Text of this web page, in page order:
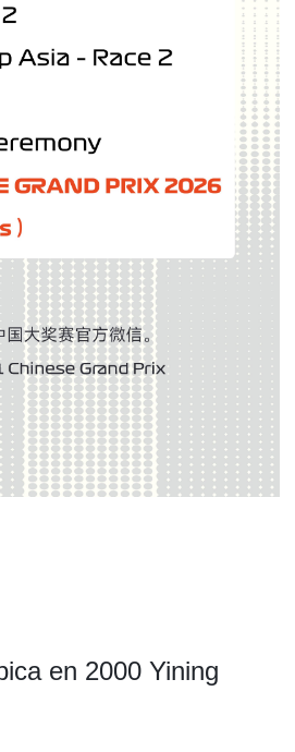
en 2000 Yining